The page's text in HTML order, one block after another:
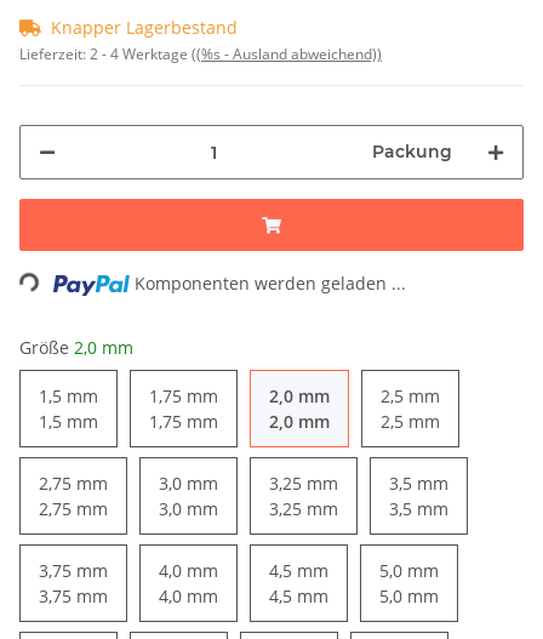
Knapper Lagerbestand
Lieferzeit:2 - 4 Werktage ((%s - Ausland abweichend))
Packung
Loading... Komponenten werden geladen ...
Größe 2,0 mm
1,5 mm
1,5 mm
1,75 mm
1,75 mm
2,0 mm
2,0 mm
2,5 mm
2,5 mm
2,75 mm
2,75 mm
3,0 mm
3,0 mm
3,25 mm
3,25 mm
3,5 mm
3,5 mm
3,75 mm
3,75 mm
4,0 mm
4,0 mm
4,5 mm
4,5 mm
5,0 mm
5,0 mm